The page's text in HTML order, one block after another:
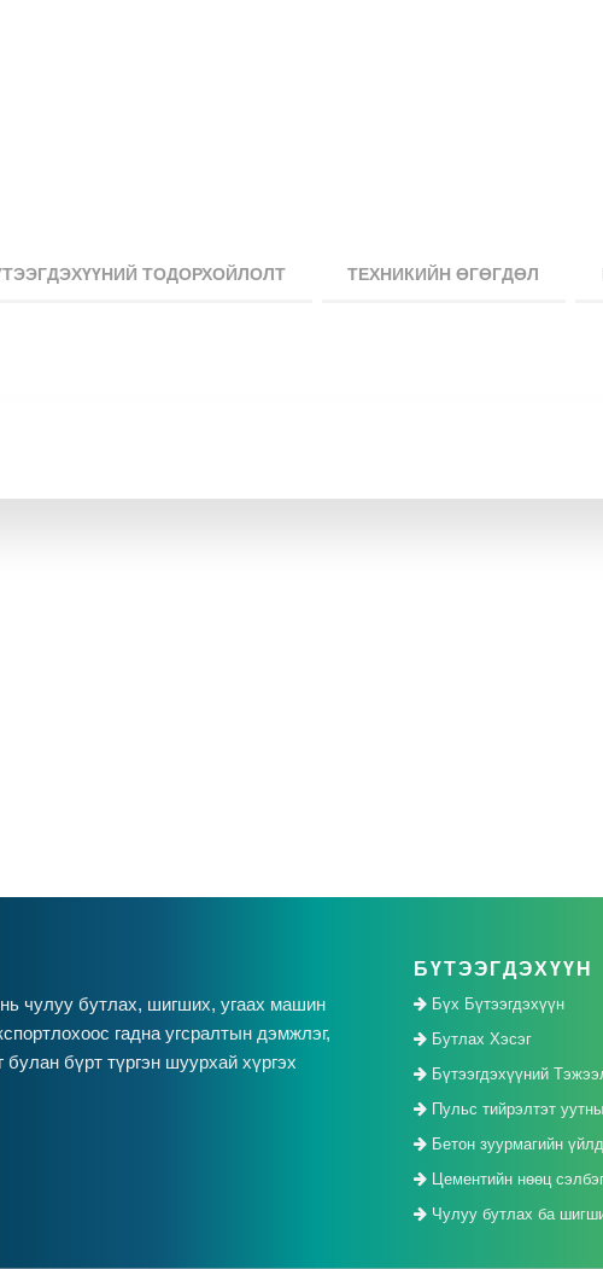
ТОДОРХОЙЛОЛТ ТЕХНИКИЙН ӨГӨГДӨЛ
чулуу бутлах, шигших, угаах машин
гадна угсралтын дэмжлэг,
булан бүрт түргэн шуурхай хүргэх
БҮТЭЭГДЭХҮҮН
Бүх Бүтээгдэхүүн
Бутлах Хэсэг
Бүтээгдэхүүний
Пульс тийрэлтэт
Бетон зуурмагийн
Цементийн нөөц
Чулуу бутлах ба